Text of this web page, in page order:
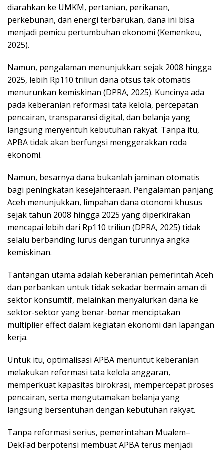
diarahkan ke UMKM, pertanian, perikanan,
perkebunan, dan energi terbarukan, dana ini bisa
menjadi pemicu pertumbuhan ekonomi (Kemenkeu,
2025).
Namun, pengalaman menunjukkan: sejak 2008 hingga
2025, lebih Rp110 triliun dana otsus tak otomatis
menurunkan kemiskinan (DPRA, 2025). Kuncinya ada
pada keberanian reformasi tata kelola, percepatan
pencairan, transparansi digital, dan belanja yang
langsung menyentuh kebutuhan rakyat. Tanpa itu,
APBA tidak akan berfungsi menggerakkan roda
ekonomi.
Namun, besarnya dana bukanlah jaminan otomatis
bagi peningkatan kesejahteraan. Pengalaman panjang
Aceh menunjukkan, limpahan dana otonomi khusus
sejak tahun 2008 hingga 2025 yang diperkirakan
mencapai lebih dari Rp110 triliun (DPRA, 2025) tidak
selalu berbanding lurus dengan turunnya angka
kemiskinan.
Tantangan utama adalah keberanian pemerintah Aceh
dan perbankan untuk tidak sekadar bermain aman di
sektor konsumtif, melainkan menyalurkan dana ke
sektor-sektor yang benar-benar menciptakan
multiplier effect dalam kegiatan ekonomi dan lapangan
kerja.
Untuk itu, optimalisasi APBA menuntut keberanian
melakukan reformasi tata kelola anggaran,
memperkuat kapasitas birokrasi, mempercepat proses
pencairan, serta mengutamakan belanja yang
langsung bersentuhan dengan kebutuhan rakyat.
Tanpa reformasi serius, pemerintahan Mualem–
DekFad berpotensi membuat APBA terus menjadi